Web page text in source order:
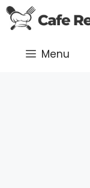
Saltar
al
Menu